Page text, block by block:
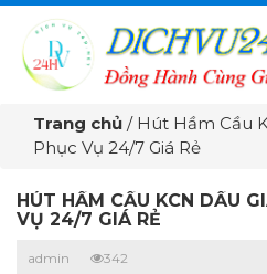
Trang chủ / Hút Hầm Cầu
Phục Vụ 24/7 Giá Rẻ
HÚT HẦM CẦU KCN DẦU
VỤ 24/7 GIÁ RẺ
admin 342